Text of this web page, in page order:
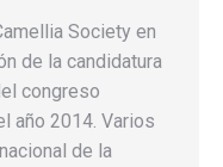
Society en
de la candidatura
congreso
año 2014. Varios
de la